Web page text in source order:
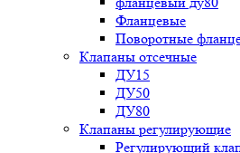
Фланцевые
Поворотные
Клапаны отсечные
ДУ15
ДУ50
ДУ80
Клапаны регулирующие
Регулирующий